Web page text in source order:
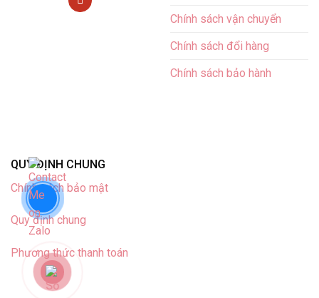
Chính sách vận chuyển
Chính sách đổi hàng
Chính sách bảo hành
QUY ĐỊNH CHUNG
Chính sách bảo mật
Quy định chung
Phương thức thanh toán